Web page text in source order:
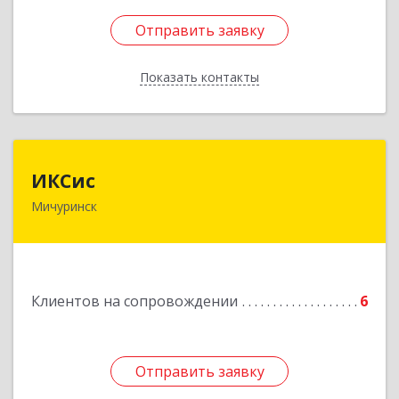
Отправить заявку
Показать контакты
Отправить заявку
Назад
ИКСис
Мичуринск
Клиентов на сопровождении 6
Отправить заявку
Отправить заявку